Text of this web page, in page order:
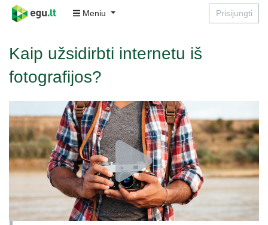
Meniu Prisijungti
Kaip užsidirbti internetu iš
fotografijos?